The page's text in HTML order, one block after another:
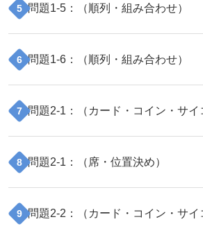
5 問題1-5 ：（順列・組み合わせ）
6 問題1-6 ：（順列・組み合わせ）
7 問題2-1 ：（ カード・コイン・サイ
8 問題2-1 ：（ 席・位置決め）
9 問題2-2 ：（ カード・コイン・サイ